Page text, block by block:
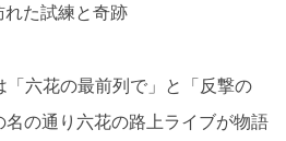
た試練と奇跡
「六花の最前列で」と「反撃の
の通り六花の路上ライブが物語